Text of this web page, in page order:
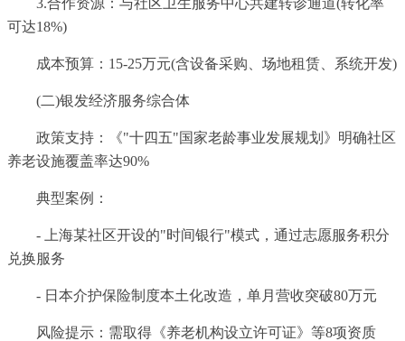
3.合作资源：与社区卫生服务中心共建转诊通道(转化率
可达18%)
成本预算：15-25万元(含设备采购、场地租赁、系统开发)
(二)银发经济服务综合体
政策支持：《"十四五"国家老龄事业发展规划》明确社区
养老设施覆盖率达90%
典型案例：
- 上海某社区开设的"时间银行"模式，通过志愿服务积分
兑换服务
- 日本介护保险制度本土化改造，单月营收突破80万元
风险提示：需取得《养老机构设立许可证》等8项资质